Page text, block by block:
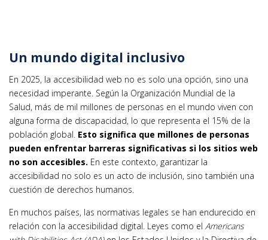
Un mundo digital inclusivo
En 2025, la accesibilidad web no es solo una opción, sino una
necesidad imperante. Según la Organización Mundial de la
Salud, más de mil millones de personas en el mundo viven con
alguna forma de discapacidad, lo que representa el 15% de la
población global. Esto significa que millones de personas
pueden enfrentar barreras significativas si los sitios web
no son accesibles. En este contexto, garantizar la
accesibilidad no solo es un acto de inclusión, sino también una
cuestión de derechos humanos.
En muchos países, las normativas legales se han endurecido en
relación con la accesibilidad digital. Leyes como el Americans